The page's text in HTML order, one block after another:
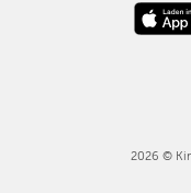
2026 ©